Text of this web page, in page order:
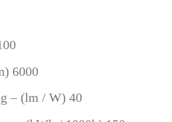
6000
– (lm / W) 40